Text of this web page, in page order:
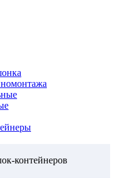
контейнеров